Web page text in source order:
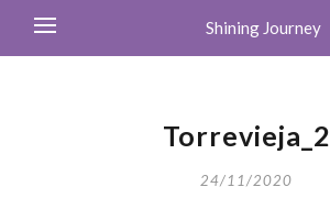
Shining Journey
Torrevieja_2
24/11/2020